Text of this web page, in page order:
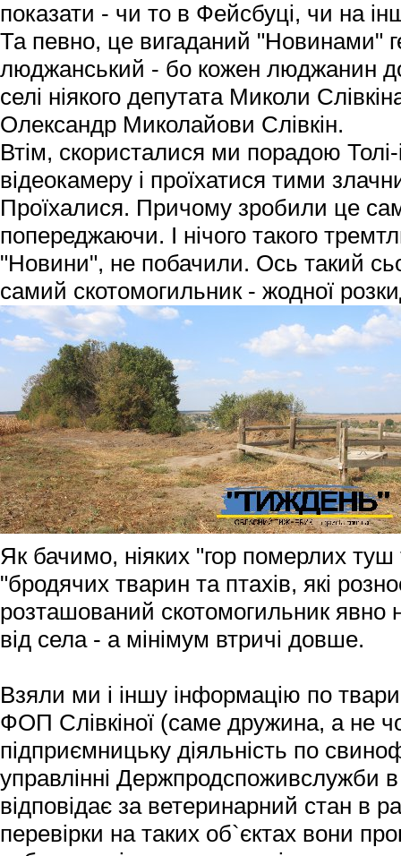
показати - чи то в Фейсбуці, чи на
Та певно, це вигаданий "Новинами"
люджанський - бо кожен люджанин
селі ніякого депутата Миколи
Олександр Миколайови Слівкін.
Втім, скористалися ми порадою
відеокамеру і проїхатися тими
Проїхалися. Причому зробили це
попереджаючи. І нічого такого
"Новини", не побачили. Ось такий
самий скотомогильник - жодної
Як бачимо, ніяких "гор померлих туш
"бродячих тварин та птахів, які
розташований скотомогильник явно
від села - а мінімум втричі довше.
Взяли ми і іншу інформацію по
ФОП Слівкіної (саме дружина, а не
підприємницьку діяльність по
управлінні Держпродспоживслужби в
відповідає за ветеринарний стан в
перевірки на таких об`єктах вони